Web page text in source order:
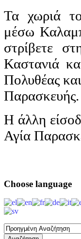
Τα χωριά
μέσω
στρίβετε
Καστανιά
Πολυθέας
Παρασκευής.
Η άλλη
Αγία
Choose language